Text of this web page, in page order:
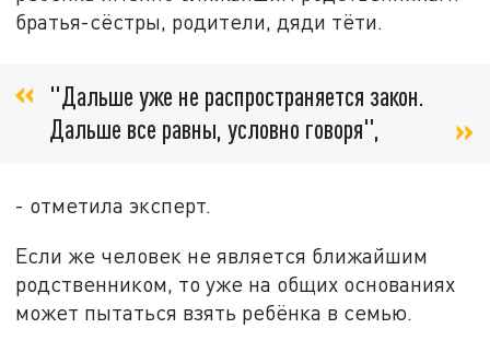
братья-сёстры, родители, дяди тёти.
"Дальше уже не распространяется закон.
Дальше все равны, условно говоря",
- отметила эксперт.
Если же человек не является ближайшим
родственником, то уже на общих основаниях
может пытаться взять ребёнка в семью.